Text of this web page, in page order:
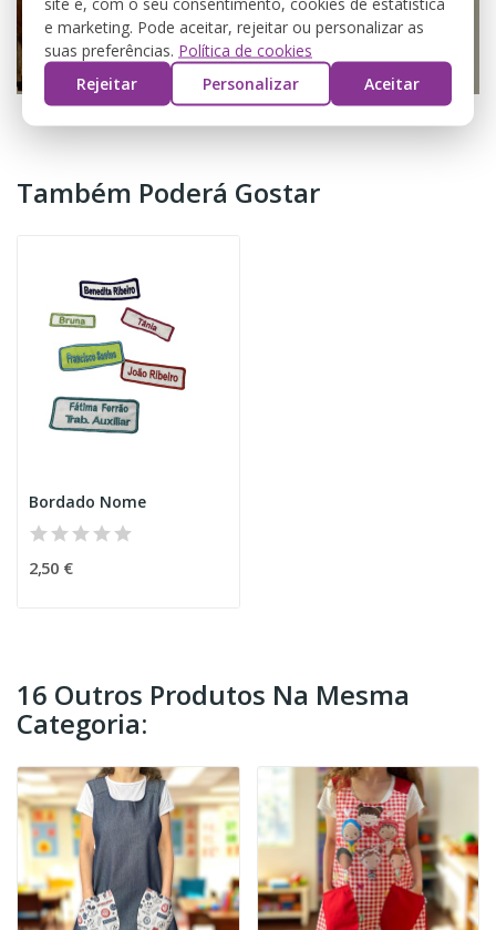
Também Poderá Gostar
Bordado Nome
2,50 €
16 Outros Produtos Na Mesma
Categoria:
e marketing. Pode aceitar, rejeitar ou personalizar as
suas preferências. Política de cookies
Rejeitar
Personalizar Aceitar